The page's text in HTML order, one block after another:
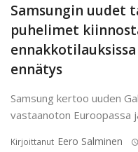
Samsungin uudet
puhelimet
ennätys
Samsung kertoo uuden
vastaanoton Euroopassa
Kirjoittanut Eero Salminen